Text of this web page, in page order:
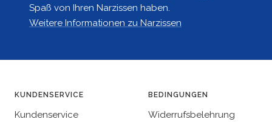
Spaß von Ihren Narzissen haben.
Weitere Informationen zu Narzissen
KUNDENSERVICE
Kundenservice
BEDINGUNGEN
Widerrufsbelehrung